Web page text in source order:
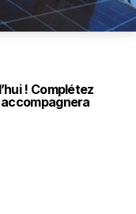
! Complétez